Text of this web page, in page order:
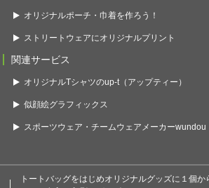
オリジナルポーチ・巾着を作ろう！
ストリートウェアにオリジナルプリント
関連サービス
オリジナルTシャツのup-t（アップティー）
似顔絵グラフィックス
スポーツウェア・チームウェアメーカーwundou
トートバッグをはじめオリジナルグッズに１個か